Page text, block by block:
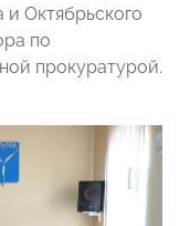
Октябрьского
по
прокуратурой.